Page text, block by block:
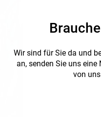
Wir sind für Sie da und
an, senden Sie uns
von